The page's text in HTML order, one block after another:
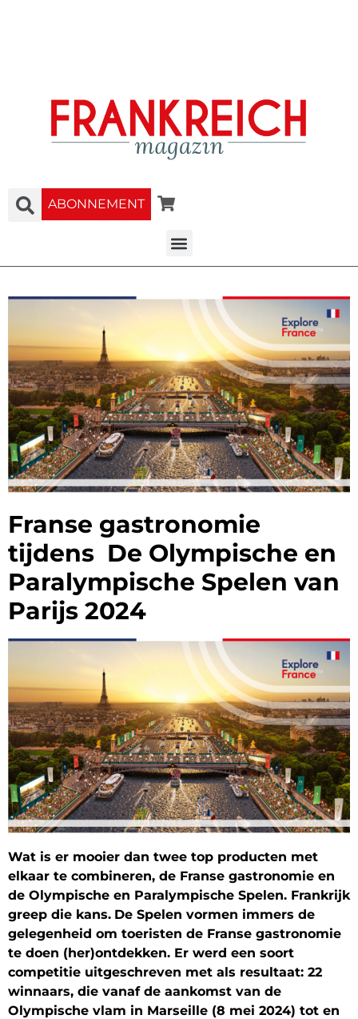
ABONNEMENT
Franse gastronomie
tijdens De Olympische en
Paralympische Spelen van
Parijs 2024
Wat is er mooier dan twee top producten met
elkaar te combineren, de Franse gastronomie en
de Olympische en Paralympische Spelen. Frankrijk
greep die kans. De Spelen vormen immers de
gelegenheid om toeristen de Franse gastronomie
te doen (her)ontdekken. Er werd een soort
competitie uitgeschreven met als resultaat: 22
winnaars, die vanaf de aankomst van de
Olympische vlam in Marseille (8 mei 2024) tot en